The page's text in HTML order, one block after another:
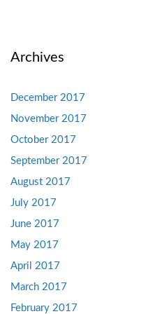
Archives
December 2017
November 2017
October 2017
September 2017
August 2017
July 2017
June 2017
May 2017
April 2017
March 2017
February 2017